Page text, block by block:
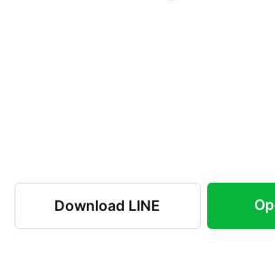
Download LINE